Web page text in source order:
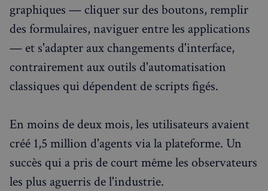
graphiques — cliquer sur des boutons, remplir
des formulaires, naviguer entre les applications
— et s'adapter aux changements d'interface,
contrairement aux outils d'automatisation
classiques qui dépendent de scripts figés.
En moins de deux mois, les utilisateurs avaient
créé 1,5 million d'agents via la plateforme. Un
succès qui a pris de court même les observateurs
les plus aguerris de l'industrie.